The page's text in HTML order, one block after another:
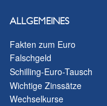
ALLGEMEINES
Fakten zum Euro
Falschgeld
Schilling-Euro-Tausch
Wichtige Zinssätze
Wechselkurse